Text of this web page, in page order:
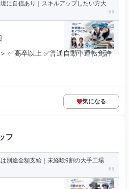
境に自信あり｜スキルアップしたい方大
✅高卒以上 ✅普通自動車運転免許
気になる
フ
は別途全額支給｜未経験9割の大手工場